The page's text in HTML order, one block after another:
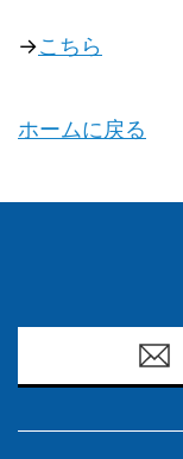
→こちら
ホームに戻る